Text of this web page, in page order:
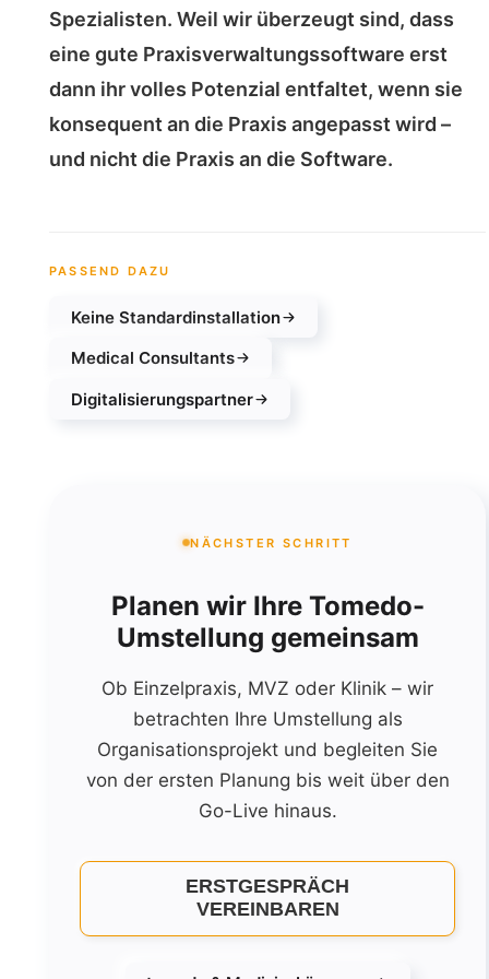
Spezialisten. Weil wir überzeugt sind, dass
eine gute Praxisverwaltungssoftware erst
dann ihr volles Potenzial entfaltet, wenn sie
konsequent an die Praxis angepasst wird –
und nicht die Praxis an die Software.
PASSEND DAZU
Keine Standardinstallation
Medical Consultants
Digitalisierungspartner
NÄCHSTER SCHRITT
Planen wir Ihre Tomedo-
Umstellung gemeinsam
Ob Einzelpraxis, MVZ oder Klinik – wir
betrachten Ihre Umstellung als
Organisationsprojekt und begleiten Sie
von der ersten Planung bis weit über den
Go-Live hinaus.
ERSTGESPRÄCH
VEREINBAREN